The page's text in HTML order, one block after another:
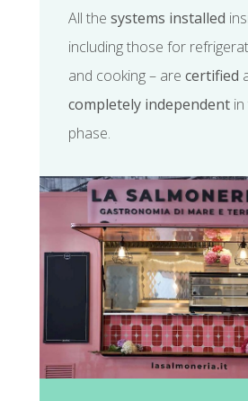
All the systems installed
including those for
and cooking – are certified
completely independent
phase.